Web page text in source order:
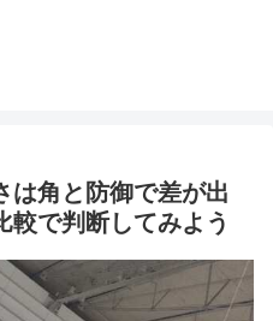
は角と防御で差が出
較で判断してみよう